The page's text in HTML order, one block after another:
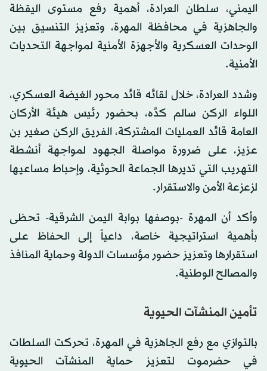
اليمني، سلطان العرادة، أهمية رفع مستوى اليقظة
والجاهزية في محافظة المهرة، وتعزيز التنسيق بين
الوحدات العسكرية والأجهزة الأمنية لمواجهة التحديات
الأمنية.
وشدد العرادة، خلال لقائه قائد محور الغيضة العسكري،
اللواء الركن سالم كدَّه، بحضور رئيس هيئة الأركان
العامة قائد العمليات المشتركة، الفريق الركن صغير بن
عزيز، على ضرورة مواصلة الجهود لمواجهة أنشطة
التهريب التي تديرها الجماعة الحوثية، وإحباط مساعيها
لزعزعة الأمن والاستقرار.
وأكد أن المهرة -بوصفها بوابة اليمن الشرقية- تحظى
بأهمية استراتيجية خاصة، داعياً إلى الحفاظ على
استقرارها وتعزيز حضور مؤسسات الدولة وحماية المنافذ
والمصالح الوطنية.
تأمين المنشآت الحيوية
بالتوازي مع رفع الجاهزية في المهرة، تحركت السلطات
في حضرموت لتعزيز حماية المنشآت الحيوية